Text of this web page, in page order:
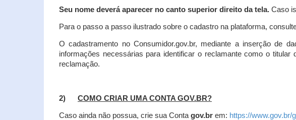
Seu nome deverá aparecer no canto superior direito da tela. Caso
Para o passo a passo ilustrado sobre o cadastro na plataforma,
O cadastramento no Consumidor.gov.br, mediante a inserção de
informações necessárias para identificar o reclamante como o
reclamação.
2) COMO CRIAR UMA CONTA GOV.BR?
Caso ainda não possua, crie sua Conta gov.br em: https://www.gov.br/